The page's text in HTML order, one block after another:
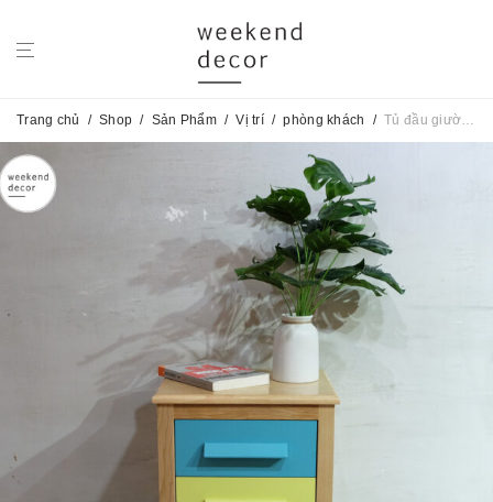
Trang chủ / Shop / Sản Phẩm / Vị trí / phòng khách / Tủ đầu giường ColorLife KID